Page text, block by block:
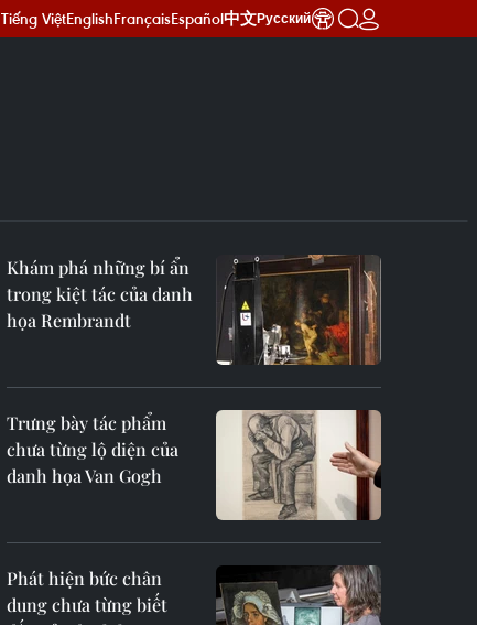
Tiếng ViệtEnglishFrançaisEspañol中文Русский
Khám phá những bí ẩn
trong kiệt tác của danh
họa Rembrandt
Trưng bày tác phẩm
chưa từng lộ diện của
danh họa Van Gogh
Phát hiện bức chân
dung chưa từng biết